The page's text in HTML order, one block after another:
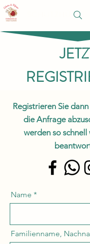
SCHUTZHÜTTE
Registrieren Sie
die Anfrage
werden so
Name
Familienname,